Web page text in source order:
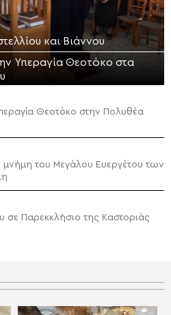
και Βιάννου
Υπεραγία Θεοτόκο στα
Θεοτόκο στην Πολυθέα
μνήμη του Μεγάλου Ευεργέτου των
σε Παρεκκλήσιο της Καστοριάς